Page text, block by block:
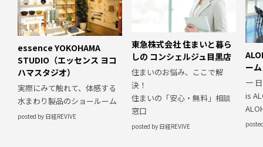
essence YOKOHAMA
STUDIO（エッセンス ヨコ
ハマスタジオ）
実際にみて触れて、体感する
水まわり製品のショールーム
posted by 日経REVIVE
東急株式会社 住まいと暮ら
しの コンシェルジュ目黒店
住まいのお悩み、ここで解
決！
住まいの「安心・無料」相談
窓口
posted by 日経REVIVE
ーム
一
is